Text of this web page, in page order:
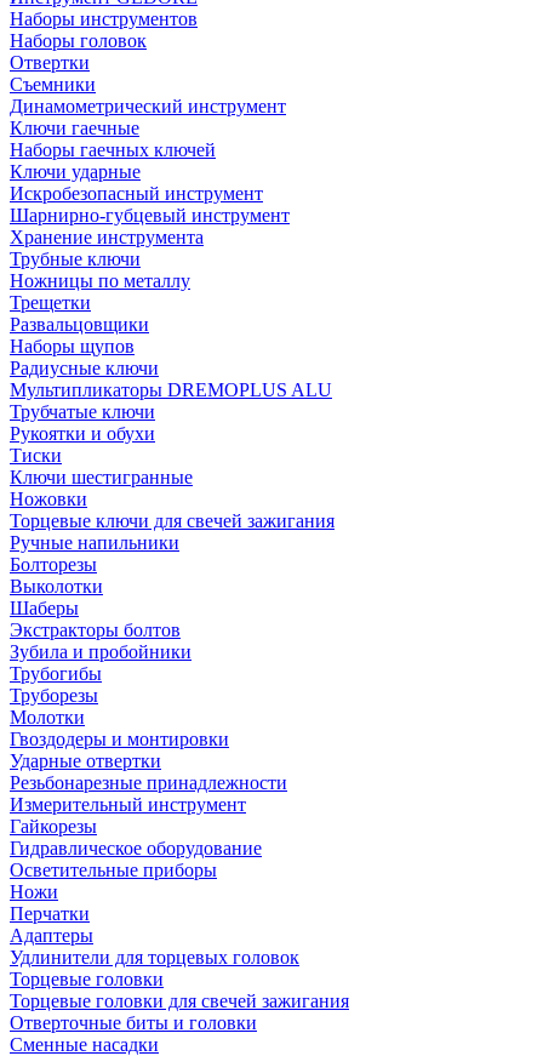
Наборы инструментов
Наборы головок
Отвертки
Съемники
Динамометрический инструмент
Ключи гаечные
Наборы гаечных ключей
Ключи ударные
Искробезопасный инструмент
Шарнирно-губцевый инструмент
Хранение инструмента
Трубные ключи
Ножницы по металлу
Трещетки
Развальцовщики
Наборы щупов
Радиусные ключи
Мультипликаторы DREMOPLUS ALU
Трубчатые ключи
Рукоятки и обухи
Тиски
Ключи шестигранные
Ножовки
Торцевые ключи для свечей зажигания
Ручные напильники
Болторезы
Выколотки
Шаберы
Экстракторы болтов
Зубила и пробойники
Трубогибы
Труборезы
Молотки
Гвоздодеры и монтировки
Ударные отвертки
Резьбонарезные принадлежности
Измерительный инструмент
Гайкорезы
Гидравлическое оборудование
Осветительные приборы
Ножи
Перчатки
Адаптеры
Удлинители для торцевых головок
Торцевые головки
Торцевые головки для свечей зажигания
Отверточные биты и головки
Сменные насадки